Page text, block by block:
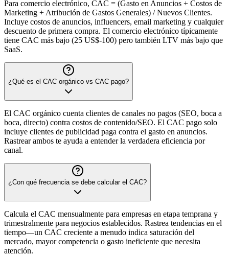
Para comercio electrónico, CAC = (Gasto en Anuncios + Costos de
Marketing + Atribución de Gastos Generales) / Nuevos Clientes.
Incluye costos de anuncios, influencers, email marketing y cualquier
descuento de primera compra. El comercio electrónico típicamente
tiene CAC más bajo (25 US$-100) pero también LTV más bajo que
SaaS.
¿Qué es el CAC orgánico vs CAC pago?
El CAC orgánico cuenta clientes de canales no pagos (SEO, boca a
boca, directo) contra costos de contenido/SEO. El CAC pago solo
incluye clientes de publicidad paga contra el gasto en anuncios.
Rastrear ambos te ayuda a entender la verdadera eficiencia por
canal.
¿Con qué frecuencia se debe calcular el CAC?
Calcula el CAC mensualmente para empresas en etapa temprana y
trimestralmente para negocios establecidos. Rastrea tendencias en el
tiempo—un CAC creciente a menudo indica saturación del
mercado, mayor competencia o gasto ineficiente que necesita
atención.